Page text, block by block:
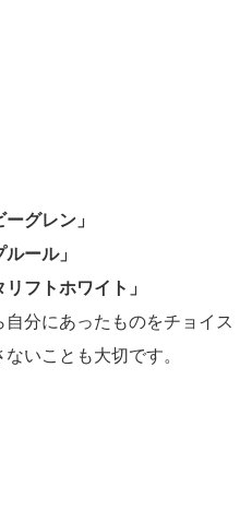
ーグレン」
ルール」
リフトホワイト」
分にあったものをチョイス
いことも大切です。